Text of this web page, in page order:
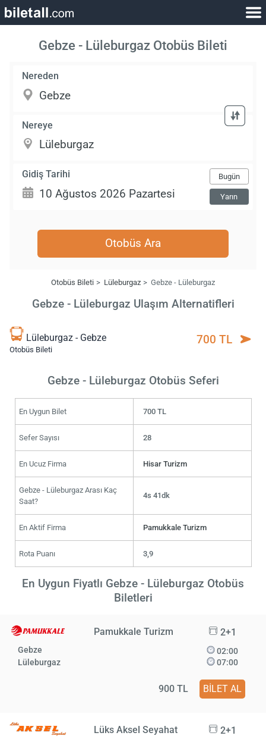
Gebze - Lüleburgaz Otobüs Bileti
Nereden
Nereye
Gidiş Tarihi Bugün
Yarın
Otobüs Ara
Otobüs Bileti Lüleburgaz Gebze - Lüleburgaz
Gebze - Lüleburgaz Ulaşım Alternatifleri
Lüleburgaz - Gebze
Otobüs Bileti
700 TL
Gebze - Lüleburgaz Otobüs Seferi
En Uygun Bilet 700 TL
Sefer Sayısı 28
En Ucuz Firma Hisar Turizm
Gebze - Lüleburgaz Arası Kaç
Saat?
4s 41dk
En Aktif Firma Pamukkale Turizm
Rota Puanı 3,9
En Uygun Fiyatlı Gebze - Lüleburgaz Otobüs
Biletleri
Pamukkale Turizm 2+1
Gebze
Lüleburgaz
02:00
07:00
900 TL BİLET AL
Lüks Aksel Seyahat 2+1